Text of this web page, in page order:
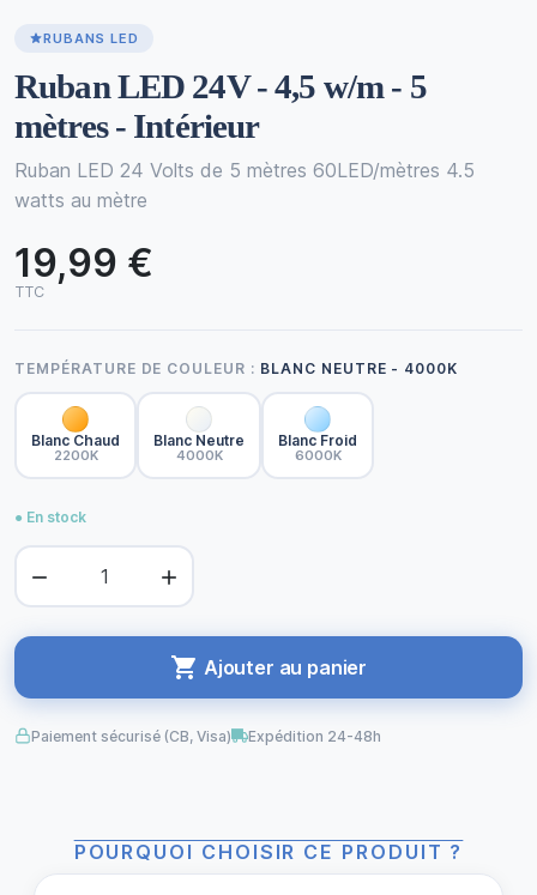
RUBANS LED
Ruban LED 24V - 4,5 w/m - 5
mètres - Intérieur
Ruban LED 24 Volts de 5 mètres 60LED/mètres 4.5
watts au mètre
19,99 €
TTC
TEMPÉRATURE DE COULEUR : BLANC NEUTRE - 4000K
Blanc Chaud
2200K
Blanc Neutre
4000K
Blanc Froid
6000K
● En stock
 
 Ajouter au panier
Paiement sécurisé (CB, Visa) Expédition 24-48h
POURQUOI CHOISIR CE PRODUIT ?